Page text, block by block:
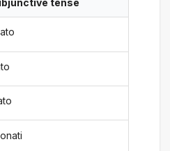
tense